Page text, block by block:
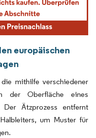
europäischen
mithilfe verschiedener
der Oberfläche eines
Der Ätzprozess entfernt
um Muster für